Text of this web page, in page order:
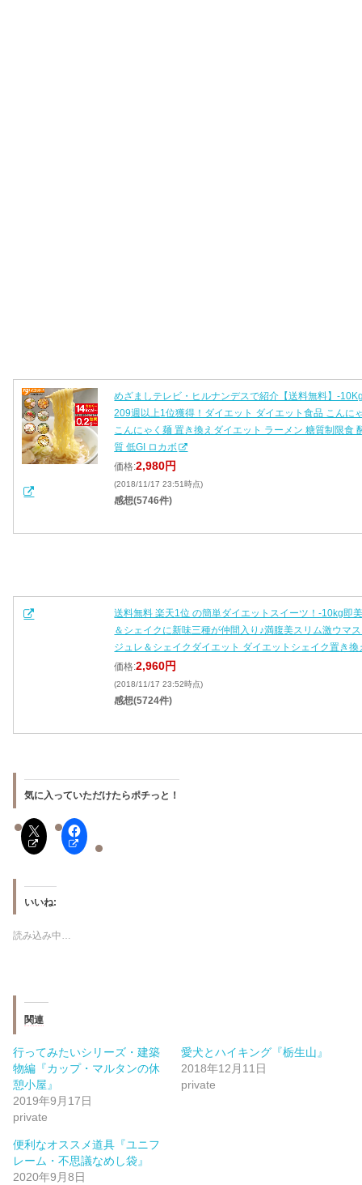
めざましテレビ・ヒルナンデスで紹介【送料無料】-
209週以上1位獲得！ダイエット ダイエット食品 こんに
こんにゃく麺 置き換えダイエット ラーメン 糖質制限食
質 低GI ロカボ
価格:2,980円
(2018/11/17 23:51時点)
感想(5746件)
送料無料 楽天1位 の簡単ダイエットスイーツ！-10kg即
＆シェイクに新味三種が仲間入り♪満腹美スリム激ウマ
ジュレ＆シェイクダイエット ダイエットシェイク置き
価格:2,960円
(2018/11/17 23:52時点)
感想(5724件)
気に入っていただけたらポチっと！
いいね:
読み込み中…
関連
行ってみたいシリーズ・建築
物編『カップ・マルタンの休
憩小屋』
2019年9月17日
private
愛犬とハイキング『栃生山』
2018年12月11日
private
便利なオススメ道具『ユニフ
レーム・不思議なめし袋』
2020年9月8日